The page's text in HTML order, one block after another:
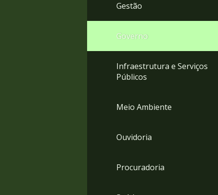
Gestão
Governo
Infraestrutura e Serviços
Públicos
Meio Ambiente
Ouvidoria
Procuradoria